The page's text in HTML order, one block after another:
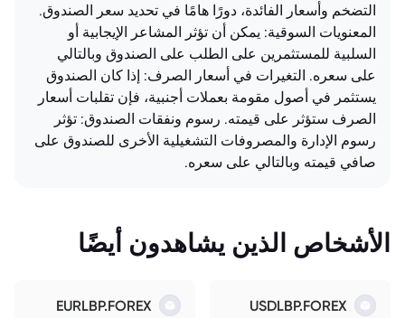
التضخم وأسعار الفائدة، دورًا هامًا في تحديد سعر الصندوق.
المعنويات السوقية: يمكن أن تؤثر المشاعر الإيجابية أو
السلبية للمستثمرين على الطلب على الصندوق وبالتالي
على سعره. التغيرات في أسعار الصرف: إذا كان الصندوق
يستثمر في أصول مقومة بعملات أجنبية، فإن تقلبات أسعار
الصرف ستؤثر على قيمته. رسوم ونفقات الصندوق: تؤثر
رسوم الإدارة والمصروفات التشغيلية الأخرى للصندوق على
صافي قيمته وبالتالي على سعره.
الأشخاص الذين يشاهدون أيضًا
USDLBP.FOREX
EURLBP.FOREX